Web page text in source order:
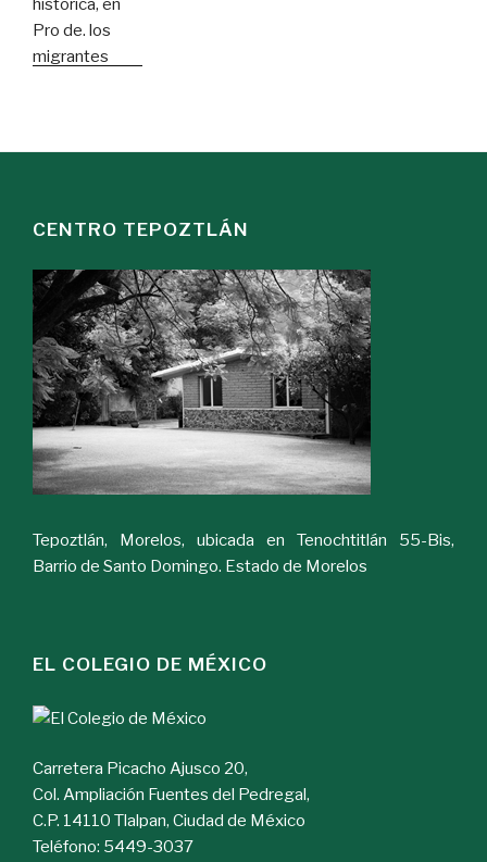
CENTRO TEPOZTLÁN
Tepoztlán, Morelos, ubicada en Tenochtitlán 55-Bis,
Barrio de Santo Domingo. Estado de Morelos
EL COLEGIO DE MÉXICO
Carretera Picacho Ajusco 20,
Col. Ampliación Fuentes del Pedregal,
C.P. 14110 Tlalpan, Ciudad de México
Teléfono: 5449-3037